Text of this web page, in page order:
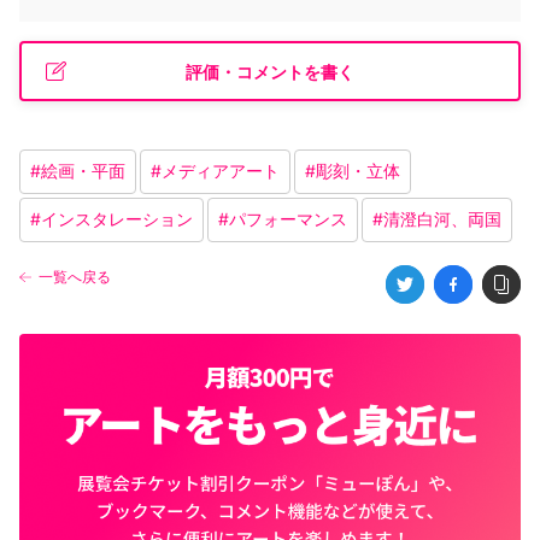
評価・コメントを書く
#絵画・平面 # メディアアート #彫刻・立体
#インスタレーション #パフォーマンス #清澄白河、両国
一覧へ戻る